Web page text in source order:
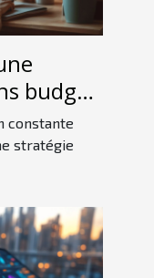
budget
constante
stratégie